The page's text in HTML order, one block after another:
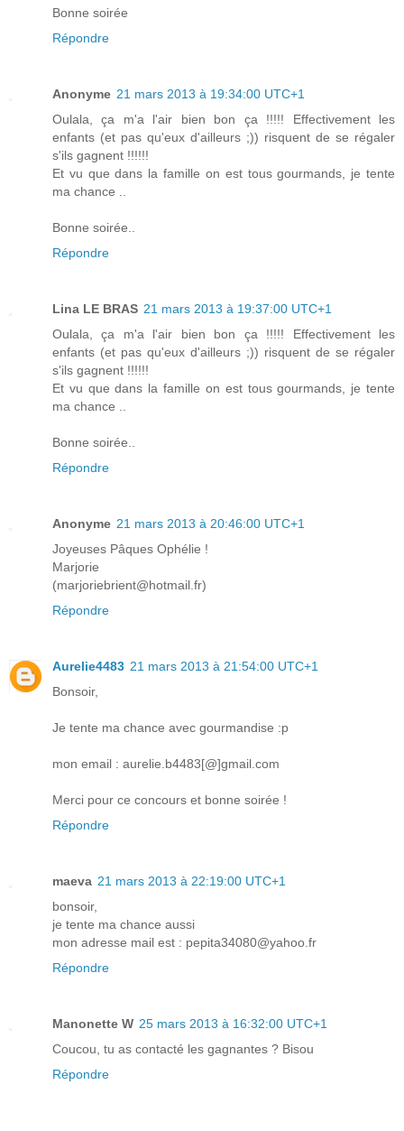
Bonne soirée
Répondre
Anonyme 21 mars 2013 à 19:34:00 UTC+1
Oulala, ça m'a l'air bien bon ça !!!!! Effectivement les
enfants (et pas qu'eux d'ailleurs ;)) risquent de se régaler
s'ils gagnent !!!!!!
Et vu que dans la famille on est tous gourmands, je tente
ma chance ..
Bonne soirée..
Répondre
Lina LE BRAS 21 mars 2013 à 19:37:00 UTC+1
Oulala, ça m'a l'air bien bon ça !!!!! Effectivement les
enfants (et pas qu'eux d'ailleurs ;)) risquent de se régaler
s'ils gagnent !!!!!!
Et vu que dans la famille on est tous gourmands, je tente
ma chance ..
Bonne soirée..
Répondre
Anonyme 21 mars 2013 à 20:46:00 UTC+1
Joyeuses Pâques Ophélie !
Marjorie
(marjoriebrient@hotmail.fr)
Répondre
Aurelie4483 21 mars 2013 à 21:54:00 UTC+1
Bonsoir,
Je tente ma chance avec gourmandise :p
mon email : aurelie.b4483[@]gmail.com
Merci pour ce concours et bonne soirée !
Répondre
maeva 21 mars 2013 à 22:19:00 UTC+1
bonsoir,
je tente ma chance aussi
mon adresse mail est : pepita34080@yahoo.fr
Répondre
Manonette W 25 mars 2013 à 16:32:00 UTC+1
Coucou, tu as contacté les gagnantes ? Bisou
Répondre